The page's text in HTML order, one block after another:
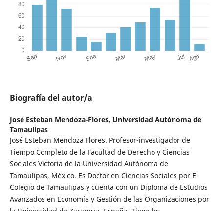
Biografía del autor/a
José Esteban Mendoza-Flores, Universidad Autónoma de
Tamaulipas
José Esteban Mendoza Flores. Profesor-investigador de
Tiempo Completo de la Facultad de Derecho y Ciencias
Sociales Victoria de la Universidad Autónoma de
Tamaulipas, México. Es Doctor en Ciencias Sociales por El
Colegio de Tamaulipas y cuenta con un Diploma de Estudios
Avanzados en Economía y Gestión de las Organizaciones por